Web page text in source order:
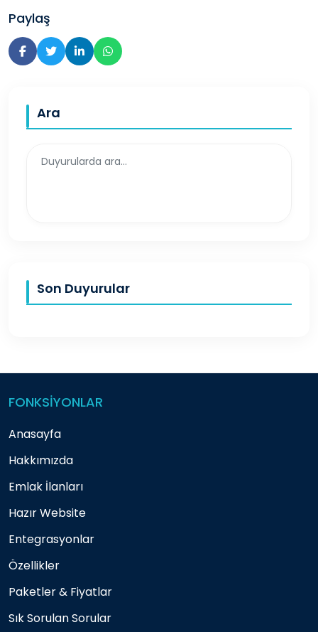
Paylaş
Ara
Son Duyurular
FONKSİYONLAR
Anasayfa
Hakkımızda
Emlak İlanları
Hazır Website
Entegrasyonlar
Özellikler
Paketler & Fiyatlar
Sık Sorulan Sorular